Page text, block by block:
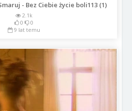
- Bez Ciebie życie boli113 (1)
2.1k
0
0
9 lat temu